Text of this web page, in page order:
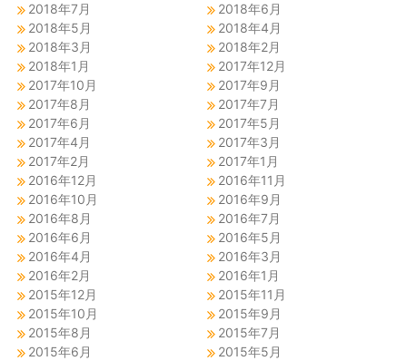
2018年7月
2018年6月
2018年5月
2018年4月
2018年3月
2018年2月
2018年1月
2017年12月
2017年10月
2017年9月
2017年8月
2017年7月
2017年6月
2017年5月
2017年4月
2017年3月
2017年2月
2017年1月
2016年12月
2016年11月
2016年10月
2016年9月
2016年8月
2016年7月
2016年6月
2016年5月
2016年4月
2016年3月
2016年2月
2016年1月
2015年12月
2015年11月
2015年10月
2015年9月
2015年8月
2015年7月
2015年6月
2015年5月